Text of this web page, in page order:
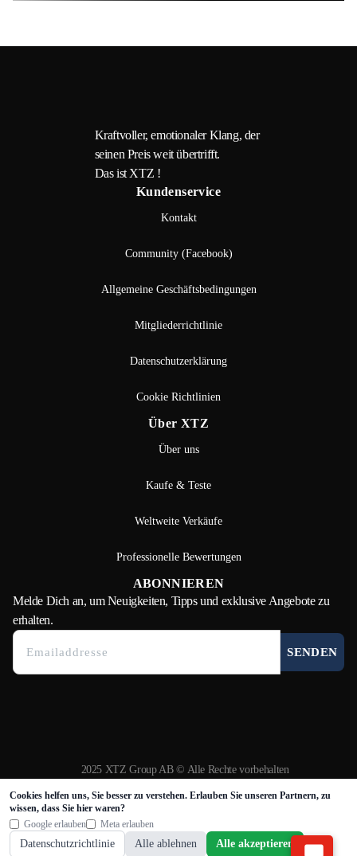
Kraftvoller, emotionaler Klang, der
seinen Preis weit übertrifft.
Das ist XTZ !
Kundenservice
Kontakt
Community (Facebook)
Allgemeine Geschäftsbedingungen
Mitgliederrichtlinie
Datenschutzerklärung
Cookie Richtlinien
Über XTZ
Über uns
Kaufe & Teste
Weltweite Verkäufe
Professionelle Bewertungen
ABONNIEREN
Melde Dich an, um Neuigkeiten, Tipps und exklusive Angebote zu
erhalten.
SENDEN
2025 XTZ Group AB © Alle Rechte vorbehalten
Erstellt und betrieben vonTamio
Cookies helfen uns, Sie besser zu verstehen. Erlauben Sie unseren Partnern, zu
wissen, dass Sie hier waren?
Google erlauben
Meta erlauben
Datenschutzrichtlinie Alle ablehnen Alle akzeptieren